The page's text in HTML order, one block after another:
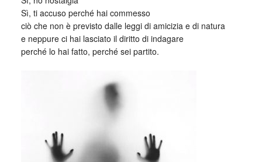
Sì, ti accuso perché hai commesso
ciò che non è previsto dalle leggi di amicizia e di natura
e neppure ci hai lasciato il diritto di indagare
perché lo hai fatto, perché sei partito.